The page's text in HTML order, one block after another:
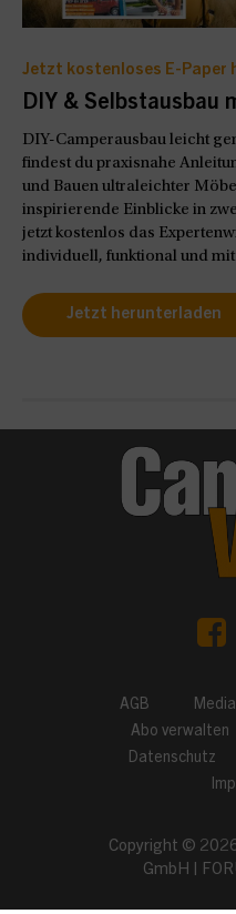
Jetzt kostenloses E-Paper
DIY & Selbstausbau
DIY-Camperausbau leicht
findest du praxisnahe
und Bauen ultraleichter
inspirierende Einblicke in
jetzt kostenlos das
individuell, funktional und
Jetzt herunterladen
AGB
Abo verwalten
Datenschutz
Copyright ©
GmbH